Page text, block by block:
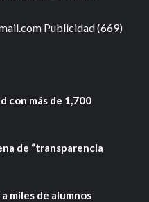
Publicidad (669)
con más de 1,700
de “transparencia
miles de alumnos